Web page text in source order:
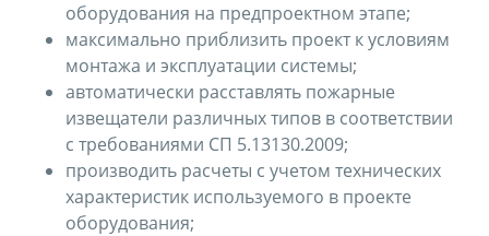
оборудования на предпроектном этапе;
максимально приблизить проект к условиям
монтажа и эксплуатации системы;
автоматически расставлять пожарные
извещатели различных типов в соответствии
с требованиями СП 5.13130.2009;
производить расчеты с учетом технических
характеристик используемого в проекте
оборудования;